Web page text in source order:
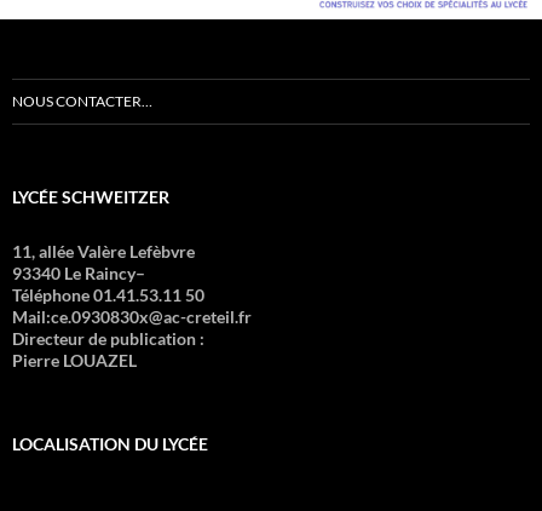
NOUS CONTACTER…
LYCÉE SCHWEITZER
11, allée Valère Lefèbvre
93340 Le Raincy–
Téléphone 01.41.53.11 50
Mail:ce.0930830x@ac-creteil.fr
Directeur de publication :
Pierre LOUAZEL
LOCALISATION DU LYCÉE